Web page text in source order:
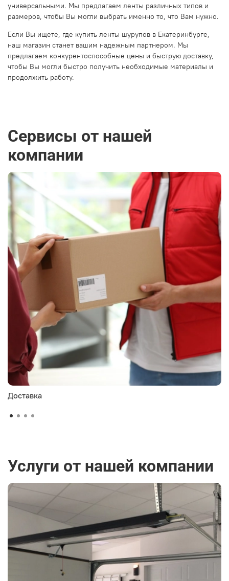
универсальными. Мы предлагаем ленты различных типов и
размеров, чтобы Вы могли выбрать именно то, что Вам нужно.
Если Вы ищете, где купить ленты шурупов в Екатеринбурге,
наш магазин станет вашим надежным партнером. Мы
предлагаем конкурентоспособные цены и быструю доставку,
чтобы Вы могли быстро получить необходимые материалы и
продолжить работу.
Сервисы от нашей
компании
Доставка
Услуги от нашей компании